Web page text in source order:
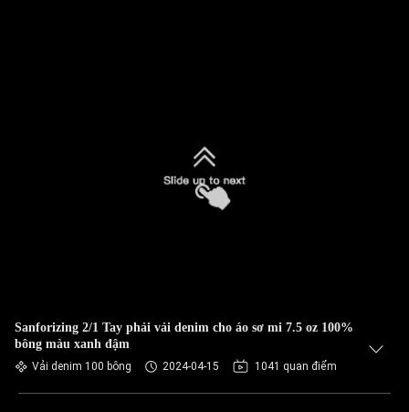
Sanforizing 2/1 Tay phải vải denim cho áo sơ mi 7.5 oz 100%
bông màu xanh đậm
Vải denim 100 bông 2024-04-15 1041 quan điểm